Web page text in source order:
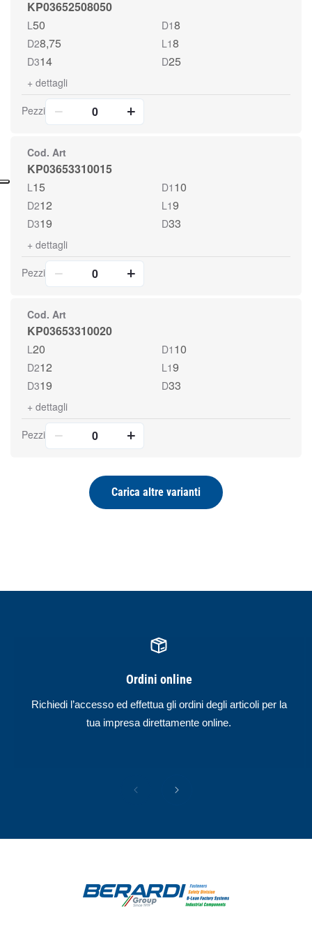
KP03652508050
L50 D18
D28,75 L18
D314 D25
+ dettagli
Pezzi
Cod. Art
KP03653310015
L15 D1 10
D212 L19
D319 D33
+ dettagli
Pezzi
Cod. Art
KP03653310020
L20 D1 10
D212 L19
D319 D33
+ dettagli
Pezzi
Carica altre varianti
Ordini online
Richiedi l’accesso ed effettua gli ordini degli articoli per la
tua impresa direttamente online.